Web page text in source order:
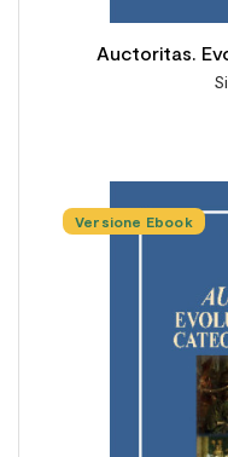
Auctoritas.
Versione Ebook